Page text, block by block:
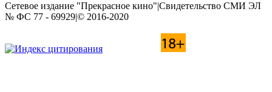
Сетевое издание "Прекрасное кино"|Свидетельство СМИ ЭЛ
№ ФС 77 - 69929|© 2016-2020